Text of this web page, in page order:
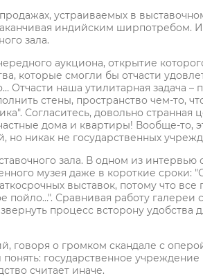
устраиваемых в
индийским ширпотребом.
зала.
аукциона, открытие
которые смогли бы отчасти
Отчасти наша утилитарная задача –
стены, пространство чем-то,
Согласитесь, довольно странная
дома и квартиры! Вообще-то,
никак не государственных
зала. В одном из интервью
музея даже в короткие сроки:
выставок, потому что
Сравнивая работу галереи
процесс всторону удобства
о громком скандале с оперой
государственное учреждение
считает иначе.